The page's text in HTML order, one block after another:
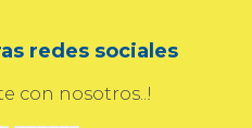
redes sociales
con nosotros..!